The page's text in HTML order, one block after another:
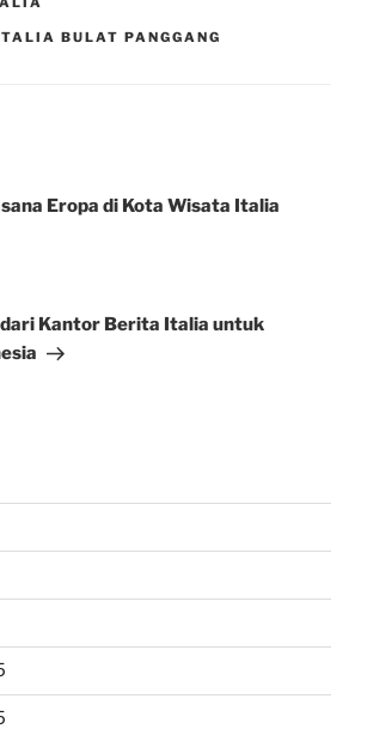
BULAT PANGGANG
Eropa di Kota Wisata Italia
Kantor Berita Italia untuk